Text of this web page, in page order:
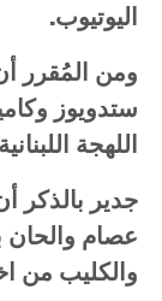
اليوتيوب.
ومن المُقرر
ستدويوز
اللهجة اللبنانية
جدير بالذكر
عصام والحان
والكليب من